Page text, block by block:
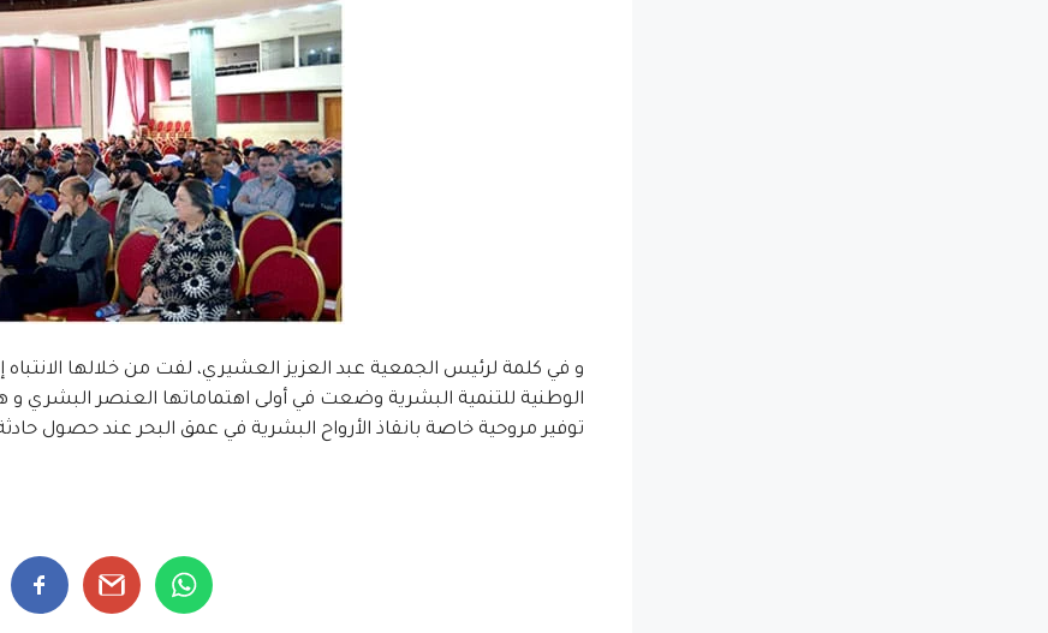
و في كلمة لرئيس الجمعية عبد العزيز العشيري، لفت من خلالها الانتباه
الوطنية للتنمية البشرية وضعت في أولى اهتماماتها العنصر
توفير مروحية خاصة بانقاذ الأرواح البشرية في عمق البحر عند حصول